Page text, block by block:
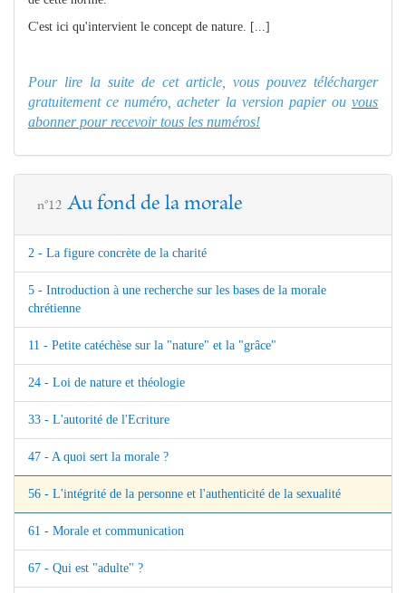
C'est ici qu'intervient le concept de nature. [...]
Pour lire la suite de cet article, vous pouvez télécharger
gratuitement ce numéro, acheter la version papier ou vous
abonner pour recevoir tous les numéros!
n°12 Au fond de la morale
2 - La figure concrète de la charité
5 - Introduction à une recherche sur les bases de la morale
chrétienne
11 - Petite catéchèse sur la "nature" et la "grâce"
24 - Loi de nature et théologie
33 - L'autorité de l'Ecriture
47 - A quoi sert la morale ?
56 - L'intégrité de la personne et l'authenticité de la sexualité
61 - Morale et communication
67 - Qui est "adulte" ?